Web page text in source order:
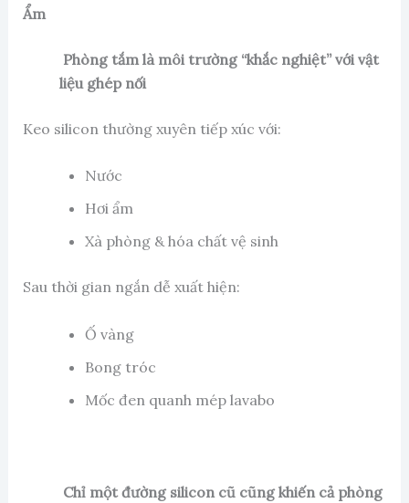
Ẩm
Phòng tắm là môi trường “khắc nghiệt” với vật
liệu ghép nối
Keo silicon thường xuyên tiếp xúc với:
Nước
Hơi ẩm
Xà phòng & hóa chất vệ sinh
Sau thời gian ngắn dễ xuất hiện:
Ố vàng
Bong tróc
Mốc đen quanh mép lavabo
Chỉ một đường silicon cũ cũng khiến cả phòng